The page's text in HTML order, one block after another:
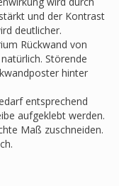
und der Kontrast
deutlicher.
Rückwand von
Störende
hinter
entsprechend
aufgeklebt werden.
Maß zuschneiden.